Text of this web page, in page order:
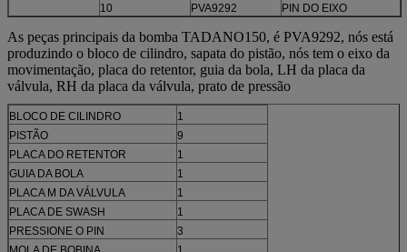
10
PVA9292 PIN DO EIXO
As peças principais da bomba TADANO150, é PVA9292, nós está
produzindo o bloco de cilindro, sapata do pistão, nós tem o eixo da
movimentação, placa do retentor, guia da bola, LH da placa da
válvula, RH da placa da válvula, prato de pressão
BLOCO DE CILINDRO
1
PISTÃO
9
PLACA DO RETENTOR
1
GUIA DA BOLA
1
PLACA M DA VÁLVULA
1
PLACA DE SWASH
1
PRESSIONE O PIN
3